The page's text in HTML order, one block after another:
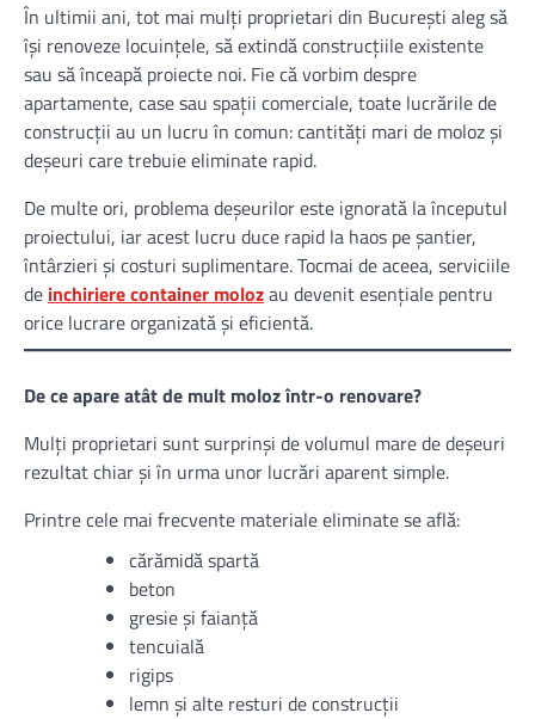
În ultimii ani, tot mai mulți proprietari din București aleg să
își renoveze locuințele, să extindă construcțiile existente
sau să înceapă proiecte noi. Fie că vorbim despre
apartamente, case sau spații comerciale, toate lucrările de
construcții au un lucru în comun: cantități mari de moloz și
deșeuri care trebuie eliminate rapid.
De multe ori, problema deșeurilor este ignorată la începutul
proiectului, iar acest lucru duce rapid la haos pe șantier,
întârzieri și costuri suplimentare. Tocmai de aceea, serviciile
de inchiriere container molozau devenit esențiale pentru
orice lucrare organizată și eficientă.
De ce apare atât de mult moloz într-o renovare?
Mulți proprietari sunt surprinși de volumul mare de deșeuri
rezultat chiar și în urma unor lucrări aparent simple.
Printre cele mai frecvente materiale eliminate se află:
cărămidă spartă
beton
gresie și faianță
tencuială
rigips
lemn și alte resturi de construcții